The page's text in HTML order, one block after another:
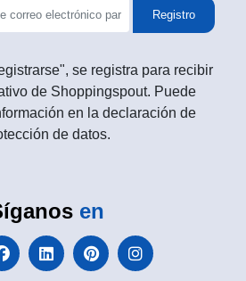
Registro
se registra para recibir
de Shoppingspout. Puede
en la declaración de
de datos.
en